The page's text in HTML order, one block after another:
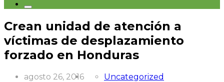
Crean unidad de atención a
víctimas de desplazamiento
forzado en Honduras
agosto 26, 2016 Uncategorized